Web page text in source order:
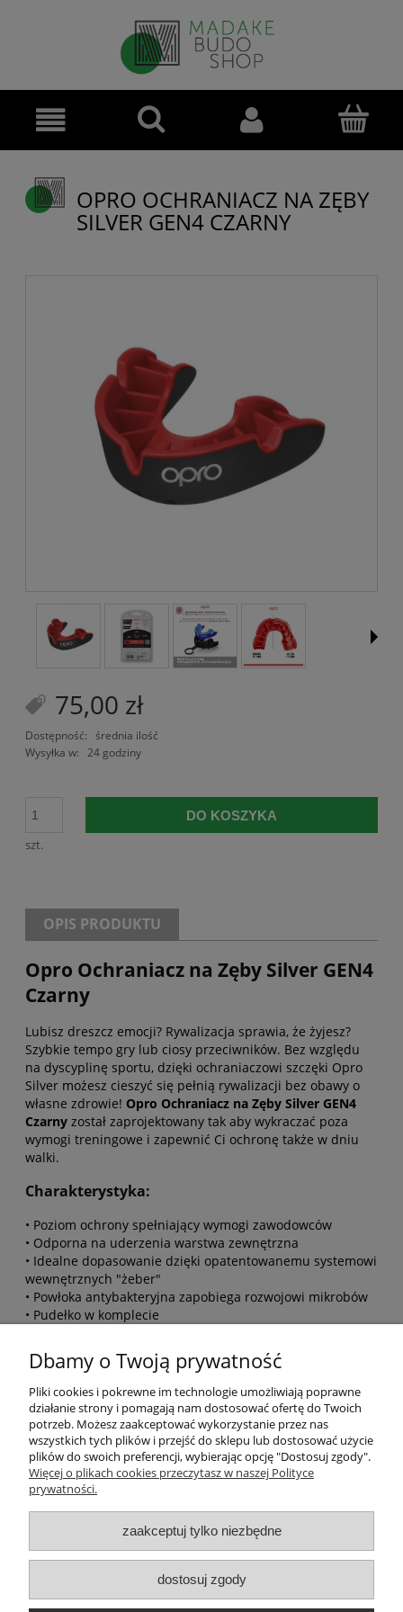
OPRO OCHRANIACZ NA ZĘBY
SILVER GEN4 CZARNY
75,00 zł
Dostępność: średnia ilość
Wysyłka w: 24 godziny
szt.
DO KOSZYKA
OPIS PRODUKTU
Opro Ochraniacz na Zęby Silver GEN4
Czarny
Lubisz dreszcz emocji? Rywalizacja sprawia, że żyjesz?
Szybkie tempo gry lub ciosy przeciwników. Bez względu
na dyscyplinę sportu, dzięki ochraniaczowi szczęki Opro
Silver możesz cieszyć się pełnią rywalizacji bez obawy o
własne zdrowie! Opro Ochraniacz na Zęby Silver GEN4
Czarny został zaprojektowany tak aby wykraczać poza
wymogi treningowe i zapewnić Ci ochronę także w dniu
walki.
Charakterystyka:
• Poziom ochrony spełniający wymogi zawodowców
• Odporna na uderzenia warstwa zewnętrzna
• Idealne dopasowanie dzięki opatentowanemu systemowi
wewnętrznych "żeber"
• Powłoka antybakteryjna zapobiega rozwojowi mikrobów
• Pudełko w komplecie
• Wyprodukowany w UK
FIRMA
Dbamy o Twoją prywatność
Pliki cookies i pokrewne im technologie umożliwiają poprawne
działanie strony i pomagają nam dostosować ofertę do Twoich
potrzeb. Możesz zaakceptować wykorzystanie przez nas
wszystkich tych plików i przejść do sklepu lub dostosować użycie
plików do swoich preferencji, wybierając opcję "Dostosuj zgody".
Więcej o plikach cookies przeczytasz w naszej Polityce
prywatności.
zaakceptuj tylko niezbędne
dostosuj zgody